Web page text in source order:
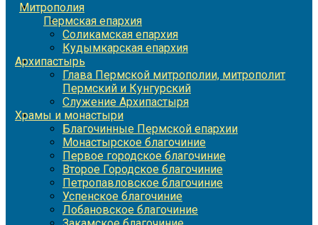
Митрополия
Пермская епархия
Соликамская епархия
Кудымкарская епархия
Архипастырь
Глава Пермской митрополии, митрополит
Пермский и Кунгурский
Служение Архипастыря
Храмы и монастыри
Благочинные Пермской епархии
Монастырское благочиние
Первое городское благочиние
Второе Городское благочиние
Петропавловское благочиние
Успенское благочиние
Лобановское благочиние